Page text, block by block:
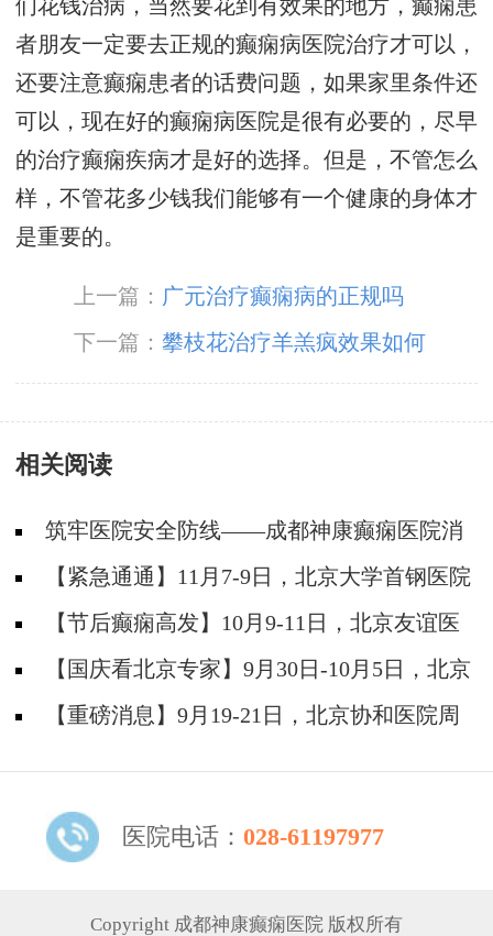
们花钱治病，当然要花到有效果的地方，癫痫患
者朋友一定要去正规的癫痫病医院治疗才可以，
还要注意癫痫患者的话费问题，如果家里条件还
可以，现在好的癫痫病医院是很有必要的，尽早
的治疗癫痫疾病才是好的选择。但是，不管怎么
样，不管花多少钱我们能够有一个健康的身体才
是重要的。
上一篇： 广元治疗癫痫病的正规吗
下一篇：攀枝花治疗羊羔疯效果如何
相关阅读
筑牢医院安全防线——成都神康癫痫医院消
防安全培训纪实
【紧急通通】11月7-9日，北京大学首钢医院
神经内科胡颖教授亲临成都会诊，破解癫痫疑难
【节后癫痫高发】10月9-11日，北京友谊医
院陈葵博士免费会诊+治疗援助，破解癫痫难
题！
【国庆看北京专家】9月30日-10月5日，北京
天坛&首钢医院两大专家蓉城亲诊+癫痫大额救
【重磅消息】9月19-21日，北京协和医院周
线！
医院电话： 028-61197977
Copyright 成都神康癫痫医院 版权所有